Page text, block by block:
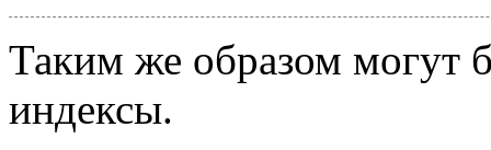
Таким же образом могут
индексы.